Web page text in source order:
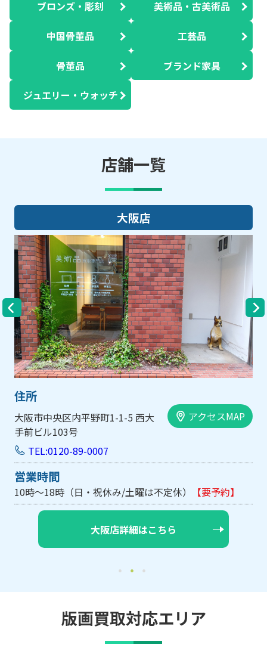
ブロンズ・彫刻 美術品・古美術品
中国骨董品 工芸品
骨董品 ブランド家具
ジュエリー・ウォッチ
店舗一覧
大阪店
住所
大阪市中央区内平野町1-1-5 西大
手前ビル103号
アクセスMAP
TEL:0120-89-0007
営業時間
10時～18時（日・祝休み/土曜は不定休） 【要予約】
大阪店詳細はこちら
版画買取対応エリア